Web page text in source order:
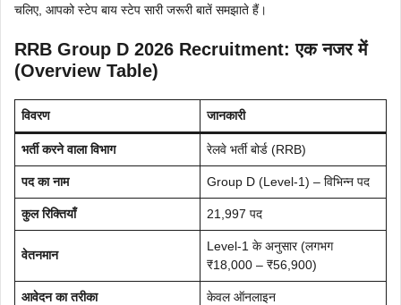
चलिए, आपको स्टेप बाय स्टेप सारी जरूरी बातें समझाते हैं।
RRB Group D 2026 Recruitment: एक नजर में
(Overview Table)
विवरण जानकारी
भर्ती करने वाला विभाग रेलवे भर्ती बोर्ड (RRB)
पद का नाम Group D (Level-1) – विभिन्न पद
कुल रिक्तियाँ 21,997 पद
वेतनमान
Level-1 के अनुसार (लगभग
₹18,000 – ₹56,900)
आवेदन का तरीका केवल ऑनलाइन